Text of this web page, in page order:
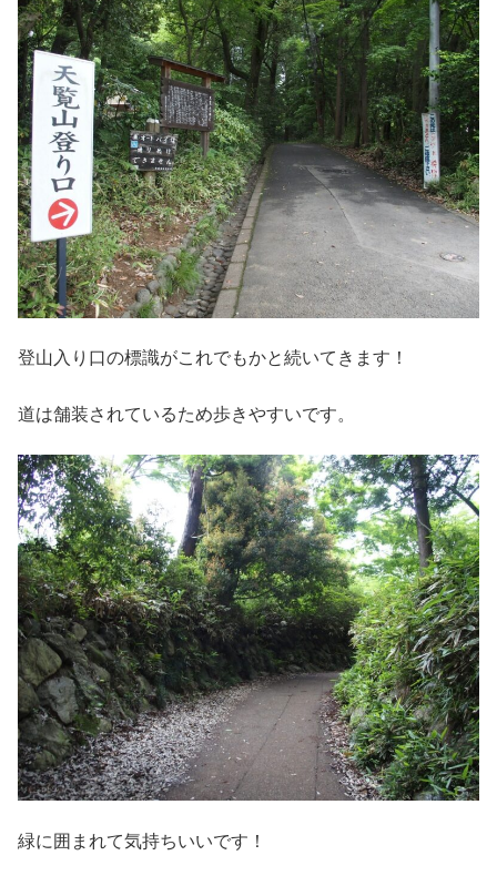
登山入り口の標識がこれでもかと続いてきます！
道は舗装されているため歩きやすいです。
緑に囲まれて気持ちいいです！